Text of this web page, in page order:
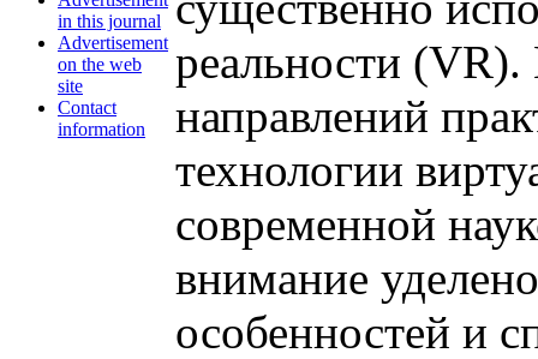
in this journal
Advertisement
on the web
site
Contact
information
реальности (VR).
направлений
технологии
современной
внимание
особенностей и